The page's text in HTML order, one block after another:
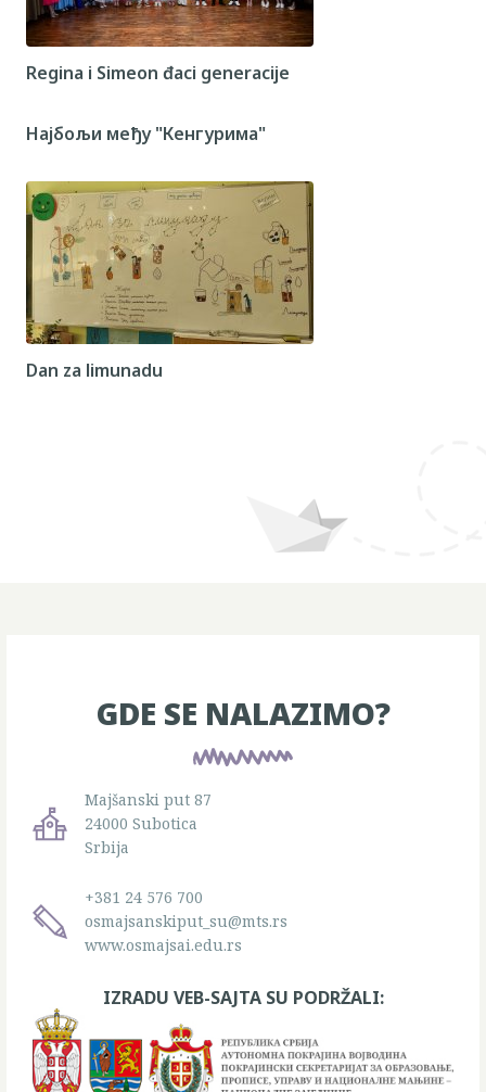
Regina i Simeon đaci generacije
Најбољи међу "Кенгурима"
Dan za limunadu
GDE SE NALAZIMO?
Majšanski put 87
24000 Subotica
Srbija
+381 24 576 700
osmajsanskiput_su@mts.rs
www.osmajsai.edu.rs
IZRADU VEB-SAJTA SU PODRŽALI: